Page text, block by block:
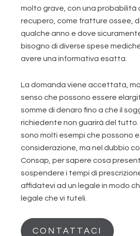
molto grave, con una probabilità
recupero, come fratture ossee,
qualche anno e dove
bisogno di diverse spese
avere una informativa esatta.
La domanda viene accettata, ma
senso che possono essere
somme di denaro fino a che il
richiedente non guarirà del tutto.
sono molti esempi che possono
considerazione, ma nel dubbio
Consap, per sapere cosa
sospendere i tempi di
affidatevi ad un legale in modo
legale che vi tuteli.
CONTATTACI